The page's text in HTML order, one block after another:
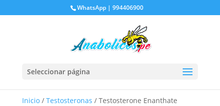
WhatsApp | 994406900
Seleccionar página
Inicio/ Testosteronas / Testosterone Enanthate